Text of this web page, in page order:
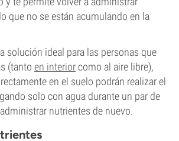
que no se están acumulando en la
solución ideal para las personas que
(tanto en interiorcomo al aire libre),
en el suelo podrán realizar el
solo con agua durante un par de
nutrientes de nuevo.